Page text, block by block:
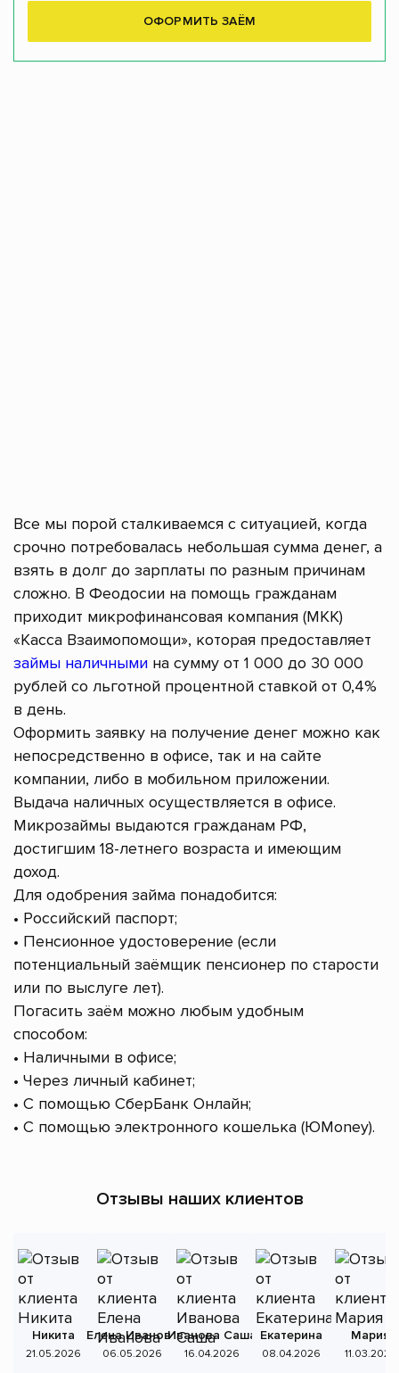
ОФОРМИТЬ ЗАЁМ
Все мы порой сталкиваемся с ситуацией, когда
срочно потребовалась небольшая сумма денег, а
взять в долг до зарплаты по разным причинам
сложно. В Феодосии на помощь гражданам
приходит микрофинансовая компания (МКК)
«Касса Взаимопомощи», которая предоставляет
займы наличными на сумму от 1 000 до 30 000
рублей со льготной процентной ставкой от 0,4%
в день.
Оформить заявку на получение денег можно как
непосредственно в офисе, так и на сайте
компании, либо в мобильном приложении.
Выдача наличных осуществляется в офисе.
Микрозаймы выдаются гражданам РФ,
достигшим 18-летнего возраста и имеющим
доход.
Для одобрения займа понадобится:
• Российский паспорт;
• Пенсионное удостоверение (если
потенциальный заёмщик пенсионер по старости
или по выслуге лет).
Погасить заём можно любым удобным
способом:
• Наличными в офисе;
• Через личный кабинет;
• С помощью СберБанк Онлайн;
• С помощью электронного кошелька (ЮMoney).
Отзывы наших клиентов
Никита
21.05.2026
Елена Иванова
06.05.2026
Иванова Саша
16.04.2026
Екатерина
08.04.2026
Мария
11.03.2026